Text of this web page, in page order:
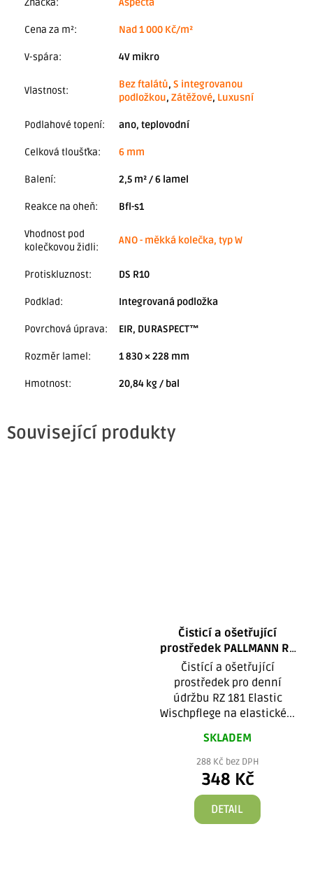
Cena za m²: Nad 1 000 Kč/m²
V-spára: 4V mikro
Vlastnost:
Bez ftalátů, S integrovanou
podložkou, Zátěžové, Luxusní
Podlahové topení: ano, teplovodní
Celková tloušťka: 6 mm
Balení: 2,5 m² / 6 lamel
Reakce na oheň: Bfl-s1
Vhodnost pod
kolečkovou židli:
ANO - měkká kolečka, typ W
Protiskluznost: DS R10
Podklad: Integrovaná podložka
Povrchová úprava: EIR, DURASPECT™
Rozměr lamel: 1 830 × 228 mm
Hmotnost: 20,84 kg / bal
Související produkty
Čisticí a ošetřující
prostředek PALLMANN RZ
181 Elastic Wischpflege
Čistící a ošetřující
prostředek pro denní
údržbu RZ 181 Elastic
Wischpflege na elastické...
SKLADEM
288 Kč bez DPH
348 Kč
DETAIL